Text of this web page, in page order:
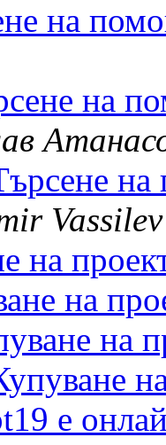
на
на
Vassilev
на
на
на
е